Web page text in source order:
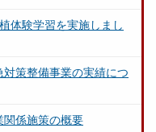
体験学習を実施しまし
策整備事業の実績につ
係施策の概要